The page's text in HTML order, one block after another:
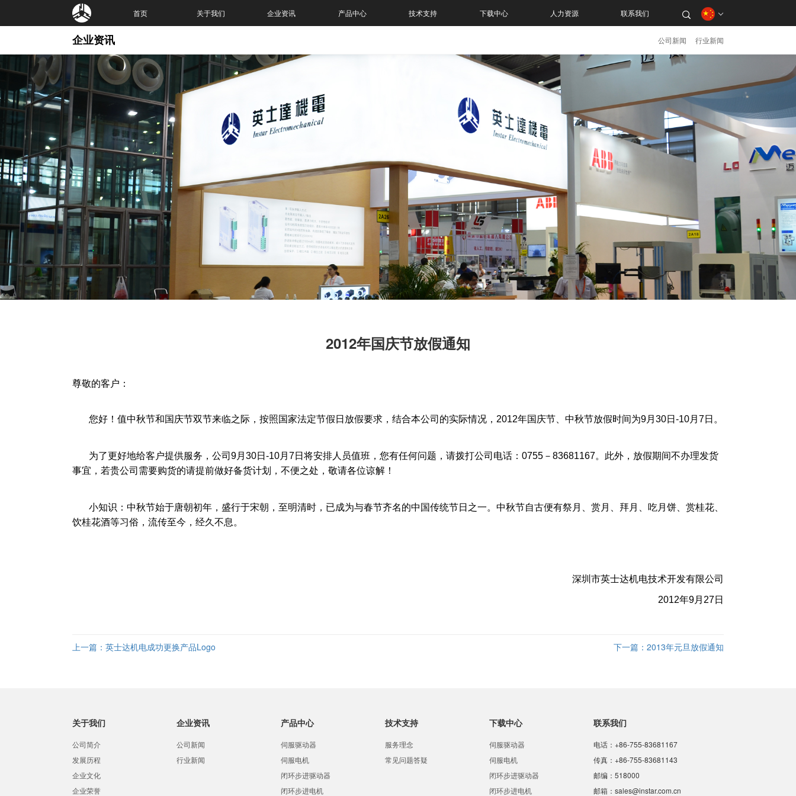
首页 关于我们 企业资讯 产品中心 技术支持 下载中心 人力资源 联系我们
企业资讯 公司新闻 行业新闻
2012年国庆节放假通知
尊敬的客户：
您好！值中秋节和国庆节双节来临之际，按照国家法定节假日放假要求，结合本公司的实际情况，2012年国庆节、中秋节放假时间为9月30日-10月7日。
为了更好地给客户提供服务，公司9月30日-10月7日将安排人员值班，您有任何问题，请拨打公司电话：0755－83681167。此外，放假期间不办理发货
事宜，若贵公司需要购货的请提前做好备货计划，不便之处，敬请各位谅解！
小知识：中秋节始于唐朝初年，盛行于宋朝，至明清时，已成为与春节齐名的中国传统节日之一。中秋节自古便有祭月、赏月、拜月、吃月饼、赏桂花、
饮桂花酒等习俗，流传至今，经久不息。
深圳市英士达机电技术开发有限公司
2012年9月27日
上一篇： 英士达机电成功更换产品Logo 下一篇： 2013年元旦放假通知
关于我们
公司简介
发展历程
企业文化
企业荣誉
企业资讯
公司新闻
行业新闻
产品中心
伺服驱动器
伺服电机
闭环步进驱动器
闭环步进电机
技术支持
服务理念
常见问题答疑
下载中心
伺服驱动器
伺服电机
闭环步进驱动器
闭环步进电机
联系我们
电话：+86-755-83681167
传真：+86-755-83681143
邮编：518000
邮箱：sales@instar.com.cn